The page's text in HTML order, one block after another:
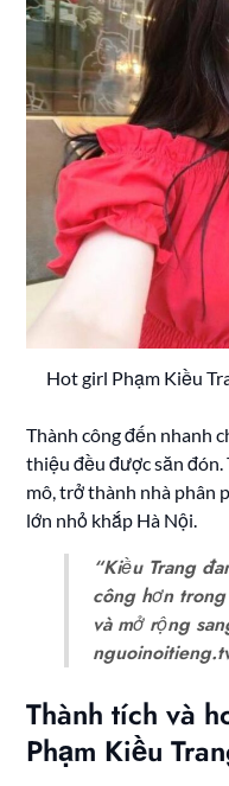
Hot girl Phạm Kiều
Thành công đến nhanh
thiệu đều được săn đón.
mô, trở thành nhà phân
lớn nhỏ khắp Hà Nội.
“Kiều Trang
công hơn
và mở rộng
Thành tích và
Phạm Kiều